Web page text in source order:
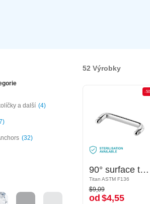
a další 4
32
52 Výrobky
-50%
90° surface tyčka
Titan ASTM F136
$9,09
od$4,55
-
90° surface tyčka
Titan ASTM F136
$9,09
od $4,55